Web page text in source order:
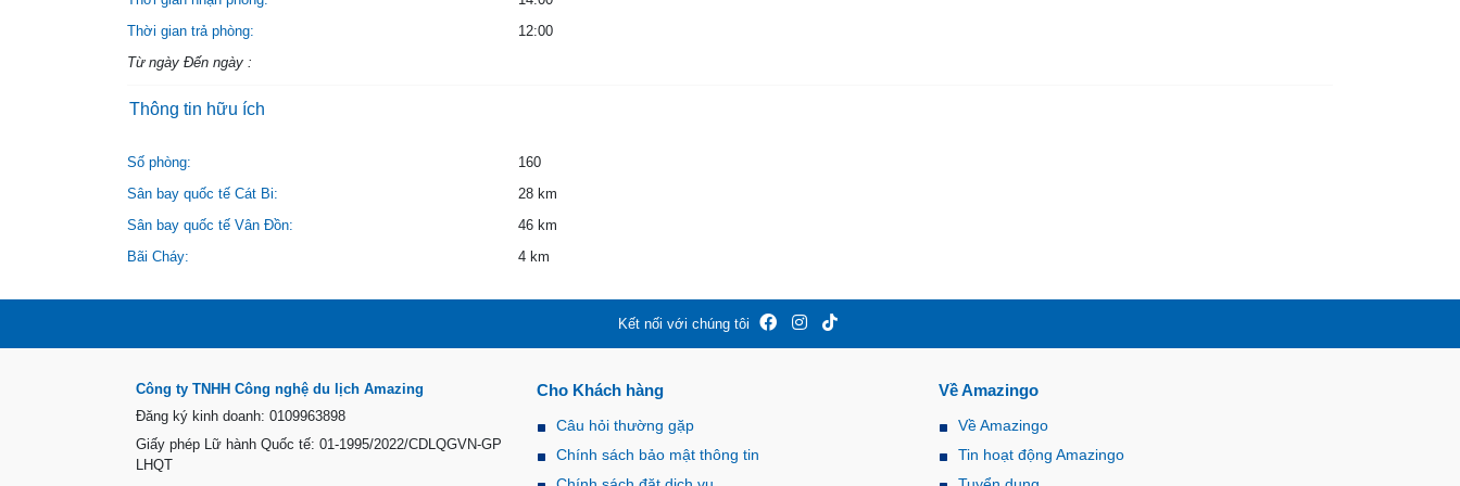
Thời gian trả phòng:
12:00
Từ ngày Đến ngày :
Thông tin hữu ích
Số phòng:
160
Sân bay quốc tế Cát Bi:
28 km
Sân bay quốc tế Vân Đồn:
46 km
Bãi Cháy:
4 km
Kết nối với chúng tôi
Công ty TNHH Công nghệ du lịch Amazing
Đăng ký kinh doanh: 0109963898
Giấy phép Lữ hành Quốc tế: 01-1995/2022/CDLQGVN-GP
LHQT
Cho Khách hàng
Câu hỏi thường gặp
Chính sách bảo mật thông tin
Về Amazingo
Về Amazingo
Tin hoạt động Amazingo